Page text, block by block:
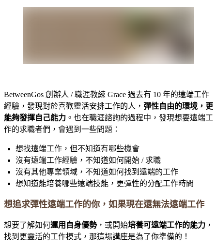
BetweenGos 創辦人 / 職涯教練 Grace 過去有 10 年的遠端工作
經驗，發現對於喜歡靈活安排工作的人， 彈性自由的環境，更
能夠發揮自己能力 。也在職涯諮詢的過程中，發現想要遠端工
作的求職者們，會遇到一些問題：
想找遠端工作，但不知道有哪些機會
沒有遠端工作經驗，不知道如何開始 / 求職
沒有其他專業領域，不知道如何找到遠端的工作
想知道能培養哪些遠端技能，更彈性的分配工作時間
想追求彈性遠端工作的你，如果現在還無法遠端工作
想要了解如何運用自身優勢，或開始培養可遠端工作的能力 ，
找到更靈活的工作模式，那這場講座是為了你準備的！